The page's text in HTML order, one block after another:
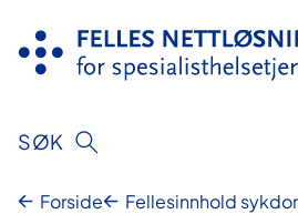
innhold
SØK
Forside
Fellesinnhold